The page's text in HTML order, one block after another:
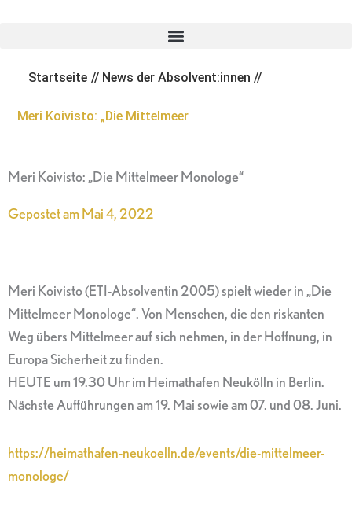
Startseite // News der Absolvent:innen //
Meri Koivisto: „Die Mittelmeer
Meri Koivisto: „Die Mittelmeer Monologe“
Gepostet amMai 4, 2022
Meri Koivisto (ETI-Absolventin 2005) spielt wieder in „Die
Mittelmeer Monologe“. Von Menschen, die den riskanten
Weg übers Mittelmeer auf sich nehmen, in der Hoffnung, in
Europa Sicherheit zu finden.
HEUTE um 19.30 Uhr im Heimathafen Neukölln in Berlin.
Nächste Aufführungen am 19. Mai sowie am 07. und 08. Juni.
https://heimathafen-neukoelln.de/events/die-mittelmeer-
monologe/